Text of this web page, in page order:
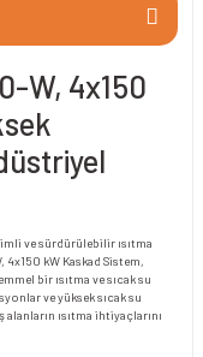
W, 4x150
ve sürdürülebilir ısıtma
kW Kaskad Sistem,
bir ısıtma ve sıcak su
ve yüksek sıcak su
ısıtma ihtiyaçlarını